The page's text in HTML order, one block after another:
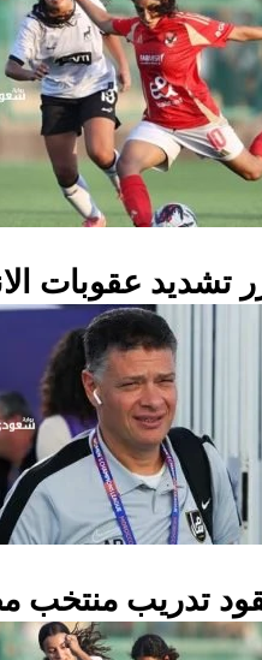
تشديد عقوبات
تدريب منتخب